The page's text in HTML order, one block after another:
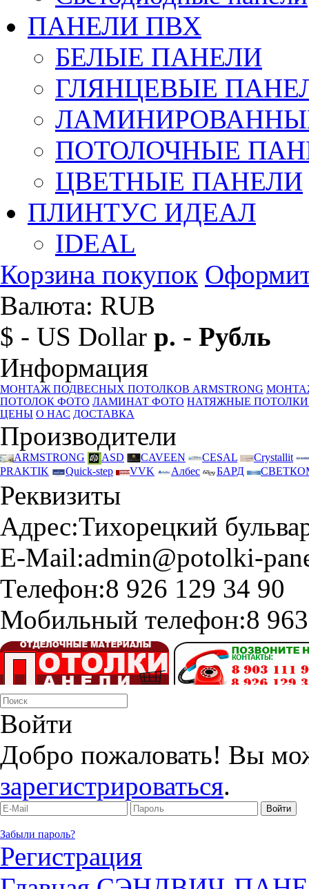
ПАНЕЛИ ПВХ
БЕЛЫЕ ПАНЕЛИ
ГЛЯНЦЕВЫЕ
ПОТОЛОЧНЫЕ
ЦВЕТНЫЕ ПАНЕЛИ
ПЛИНТУС ИДЕАЛ
IDEAL
Корзина покупок
Валюта: RUB
$ - US Dollar р. - Рубль
Информация
МОНТАЖ ПОДВЕСНЫХ ПОТОЛКОВ ARMSTRONG
ПОТОЛОК ФОТО ЛАМИНАТ ФОТО НАТЯЖНЫЕ ПОТОЛКИ
ЦЕНЫ О НАС ДОСТАВКА
Производители
ARMSTRONG ASD CAVEEN CESAL
Crystallit
PRAKTIK
Quick-step VVK Албес БАРД
Реквизиты
Адрес:Тихорецкий
E-Mail:admin@potolki-
Телефон:8 926 129 34 90
Мобильный телефон:8
Войти
Добро пожаловать! Вы
зарегистрироваться.
Забыли пароль?
Регистрация